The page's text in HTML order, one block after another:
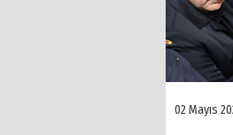
02 Mayıs